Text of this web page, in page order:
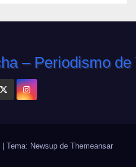
Tema: Newsup de Themeansar